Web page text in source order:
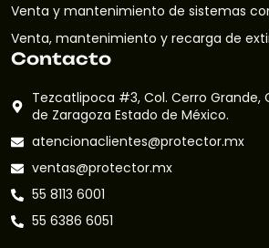
Venta y mantenimiento de sistemas
Venta, mantenimiento y recarga de
Contacto
Tezcatlipoca #3, Col. Cerro Grande,
de Zaragoza Estado de México.
atencionaclientes@protector.mx
ventas@protector.mx
55 8113 6001
55 6386 6051